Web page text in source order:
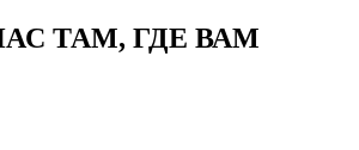
ТАМ, ГДЕ ВАМ